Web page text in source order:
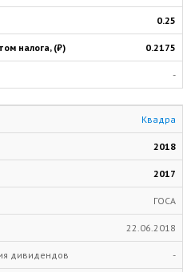
0.25
0.2175
-
Квадра
2018
2017
ГОСА
22.06.2018
-